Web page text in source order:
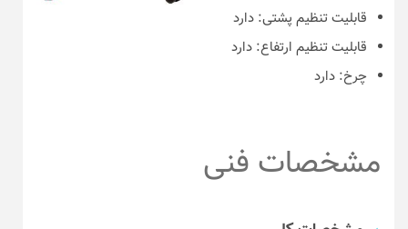
قابلیت تنظیم پشتی: دارد
قابلیت تنظیم ارتفاع: دارد
چرخ: دارد
مشخصات فنی